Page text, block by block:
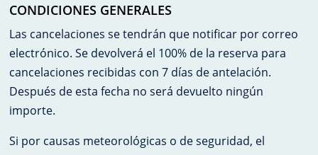
CONDICIONES GENERALES
Las cancelaciones se tendrán que notificar por correo
electrónico. Se devolverá el 100% de la reserva para
cancelaciones recibidas con 7 días de antelación.
Después de esta fecha no será devuelto ningún
importe.
Si por causas meteorológicas o de seguridad, el